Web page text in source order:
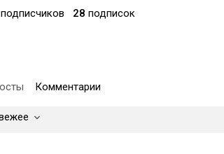
подписчиков 28 подписок
Комментарии